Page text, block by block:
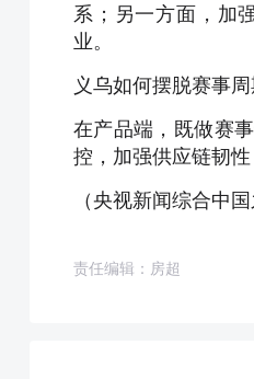
系；另一方面，加
业。
义乌如何摆脱赛事
在产品端，既做赛
控，加强供应链韧
（央视新闻综合中国
责任编辑：房超